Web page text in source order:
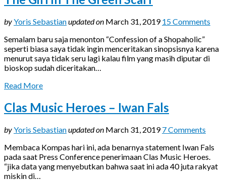
byYoris Sebastianupdated on March 31, 2019 15 Comments
Semalam baru saja menonton “Confession of a Shopaholic”
seperti biasa saya tidak ingin menceritakan sinopsisnya karena
menurut saya tidak seru lagi kalau film yang masih diputar di
bioskop sudah diceritakan…
Read More
Clas Music Heroes – Iwan Fals
byYoris Sebastianupdated on March 31, 2019 7 Comments
Membaca Kompas hari ini, ada benarnya statement Iwan Fals
pada saat Press Conference penerimaan Clas Music Heroes.
“jika data yang menyebutkan bahwa saat ini ada 40 juta rakyat
miskin di…